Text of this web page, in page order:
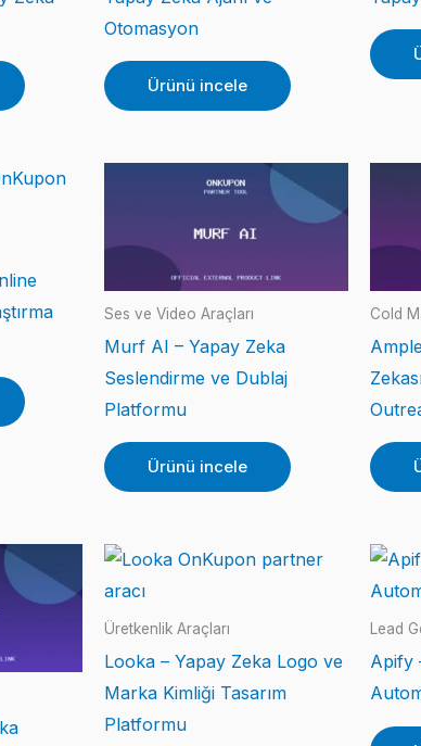
Otomasyon
Ürünü incele
Ses ve Video Araçları
Murf AI – Yapay Zeka
Seslendirme ve Dublaj
Platformu
Ürünü incele
Cold
Üretkenlik Araçları
Looka – Yapay Zeka Logo ve
Marka Kimliği Tasarım
Platformu
Lead
Apify